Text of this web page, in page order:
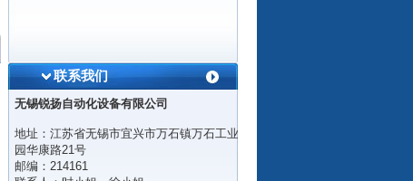
联系我们
无锡锐扬自动化设备有限公司
地址：江苏省无锡市宜兴市万石镇万石工业
园华康路21号
邮编：214161